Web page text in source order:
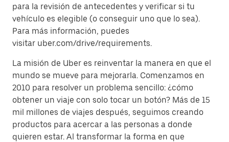
para la revisión de antecedentes y verificar si tu
vehículo es elegible (o conseguir uno que lo sea).
Para más información, puedes
visitar uber.com/drive/requirements.
La misión de Uber es reinventar la manera en que el
mundo se mueve para mejorarla. Comenzamos en
2010 para resolver un problema sencillo: ¿cómo
obtener un viaje con solo tocar un botón? Más de 15
mil millones de viajes después, seguimos creando
productos para acercar a las personas a donde
quieren estar. Al transformar la forma en que